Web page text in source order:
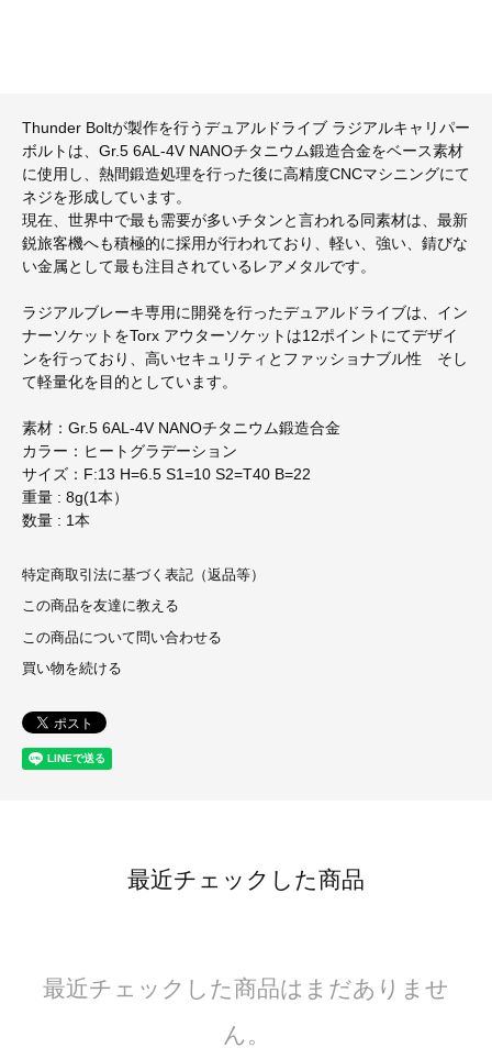
Thunder Boltが製作を行うデュアルドライブ ラジアルキャリパー
ボルトは、Gr.5 6AL-4V NANOチタニウム鍛造合金をベース素材
に使用し、熱間鍛造処理を行った後に高精度CNCマシニングにて
ネジを形成しています。
現在、世界中で最も需要が多いチタンと言われる同素材は、最新
鋭旅客機へも積極的に採用が行われており、軽い、強い、錆びな
い金属として最も注目されているレアメタルです。
ラジアルブレーキ専用に開発を行ったデュアルドライブは、イン
ナーソケットをTorx アウターソケットは12ポイントにてデザイ
ンを行っており、高いセキュリティとファッショナブル性 そし
て軽量化を目的としています。
素材：Gr.5 6AL-4V NANOチタニウム鍛造合金
カラー：ヒートグラデーション
サイズ：F:13 H=6.5 S1=10 S2=T40 B=22
重量 : 8g(1本）
数量 : 1本
特定商取引法に基づく表記（返品等）
この商品を友達に教える
この商品について問い合わせる
買い物を続ける
最近チェックした商品
最近チェックした商品はまだありませ
ん。